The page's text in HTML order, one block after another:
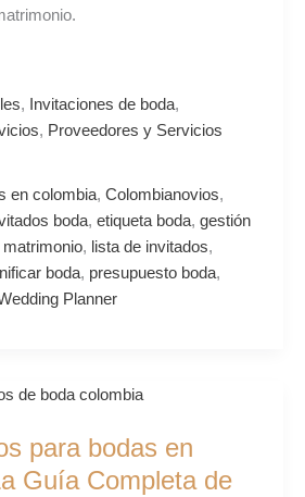
, Invitaciones de boda,
, Proveedores y Servicios
en colombia, Colombianovios,
boda, etiqueta boda, gestión
, lista de invitados,
boda, presupuesto boda,
Planner
para bodas en
Guía Completa de